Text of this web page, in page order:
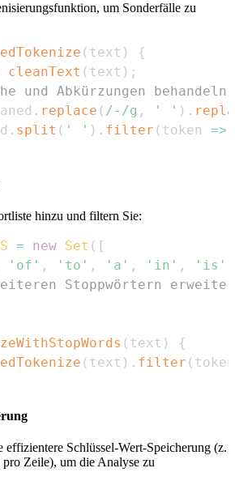
um Sonderfälle zu
( text )
{
cleanText ( text ) ;
und Abkürzungen behandeln
. replace ( /- /g , ' ' ) .
. split ( ' ' ) . filter ( token =>
hinzu und filtern Sie:
= new Set ( [
'of' , 'to' , 'a' , 'in' , 'is'
Stoppwörtern
( text )
{
( text ) . filter ( token
Schlüssel-Wert-Speicherung (z.
pro Zeile), um die Analyse zu